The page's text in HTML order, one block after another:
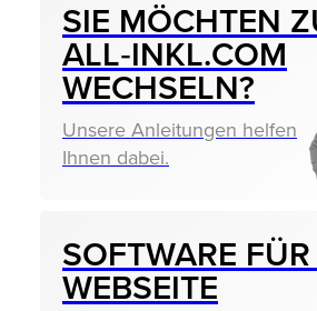
SIE MÖCHTEN
ALL‑INKL.COM
WECHSELN?
Unsere Anleitungen helfen
Ihnen dabei.
SOFTWARE
WEBSEITE